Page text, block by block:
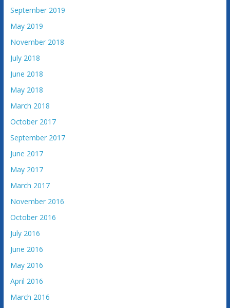
September 2019
May 2019
November 2018
July 2018
June 2018
May 2018
March 2018
October 2017
September 2017
June 2017
May 2017
March 2017
November 2016
October 2016
July 2016
June 2016
May 2016
April 2016
March 2016